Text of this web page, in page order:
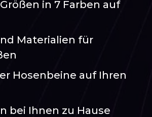
in 7 Farben auf
Materialien für
Hosenbeine auf Ihren
bei Ihnen zu Hause